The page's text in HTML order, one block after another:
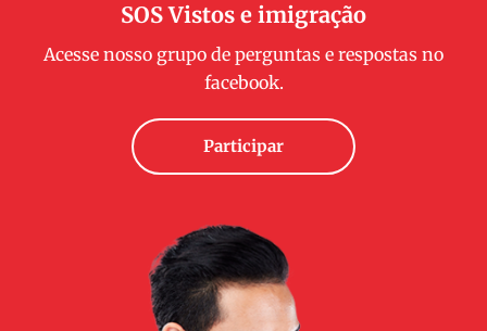
SOS Vistos e imigração
Acesse nosso grupo de perguntas e respostas no
facebook.
Participar